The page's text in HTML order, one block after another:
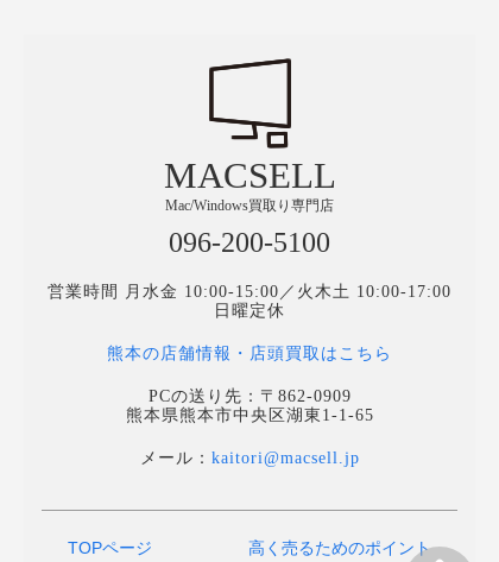
MACSELL
Mac/Windows買取り専門店
096-200-5100
営業時間 月水金 10:00-15:00／火木土 10:00-17:00
日曜定休
熊本の店舗情報・店頭買取はこちら
PCの送り先：〒862-0909
熊本県熊本市中央区湖東1-1-65
メール： kaitori@macsell.jp
TOPページ
高く売るためのポイント